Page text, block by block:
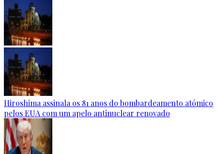
Hiroshima assinala os 81 anos do bombardeamento atómico
pelos EUA com um apelo antinuclear renovado